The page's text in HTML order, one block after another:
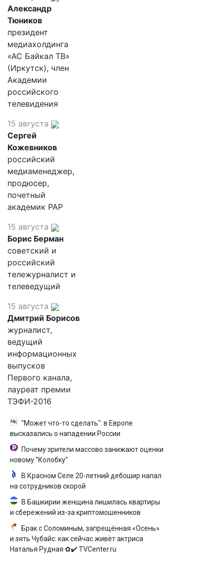
Александр
Тюников
президент
медиахолдинга
«АС Байкал ТВ»
(Иркутск), член
Академии
российского
телевидения
15 августа
Сергей
Кожевников
российский
медиаменеджер,
продюсер,
почетный
академик РАР
15 августа
Борис Берман
советский и
российский
тележурналист и
телеведущий
15 августа
Дмитрий Борисов
журналист,
ведущий
информационных
выпусков
Первого канала,
лауреат премии
ТЭФИ-2016
"Может что-то сделать": в Европе
высказались о нападении России
Почему зрители массово занижают оценки
новому "Колобку"
В Красном Селе 20-летний дебошир напал
на сотрудников скорой
В Башкирии женщина лишилась квартиры
и сбережений из-за криптомошенников
Брак с Соломиным, запрещённая «Осень»
и зять Чубайс: как сейчас живёт актриса
Наталья Рудная ✿✔️ TVCenter.ru